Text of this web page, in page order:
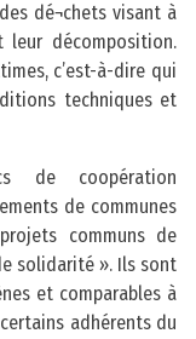
dé¬chets visant à
décomposition.
c’est-à-dire qui
techniques et
de coopération
de communes
communs de
solidarité ». Ils sont
et comparables à
adhérents du